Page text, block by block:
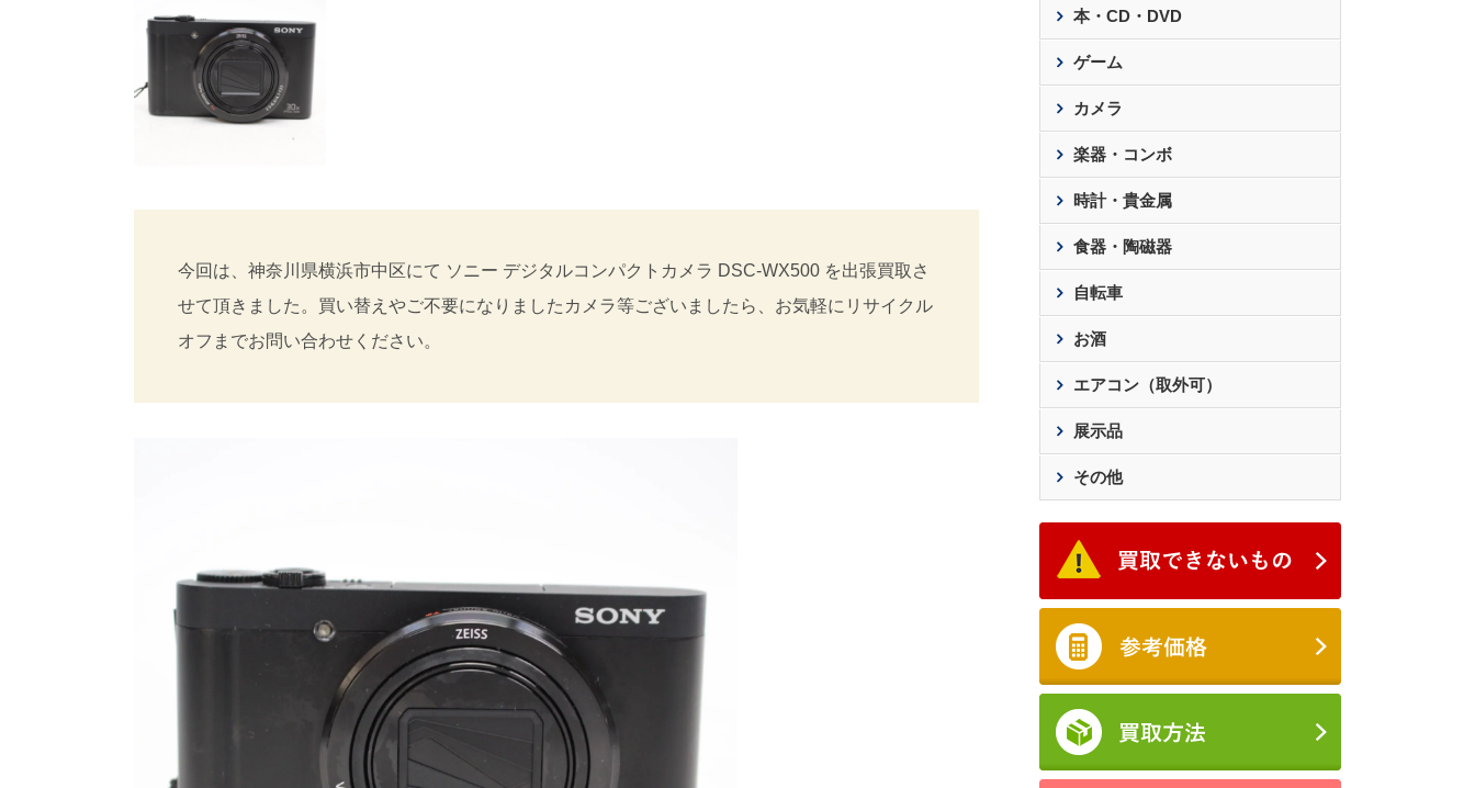
今回は、神奈川県横浜市中区にて ソニー デジタルコンパクトカメラ DSC-WX500 を出張買取さ
せて頂きました。買い替えやご不要になりましたカメラ等ございましたら、お気軽にリサイクル
オフまでお問い合わせください。
本・CD・DVD
ゲーム
カメラ
楽器・コンボ
時計・貴金属
食器・陶磁器
自転車
お酒
エアコン（取外可）
展示品
その他